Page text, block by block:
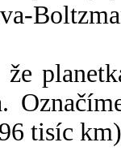
že
tisíc